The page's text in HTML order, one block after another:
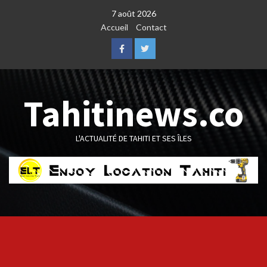
7 août 2026
Accueil
Contact
FacebookTwitter
Tahitinews.co
L'ACTUALITÉ DE TAHITI ET SES ÎLES